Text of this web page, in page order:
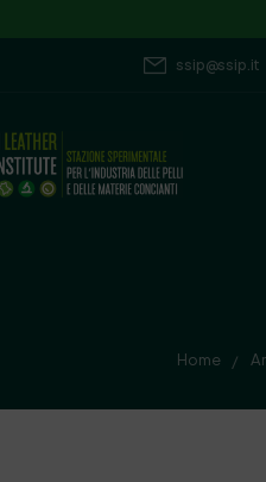
ssip@ssip.it
Home /